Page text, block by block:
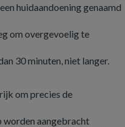
huidaandoening genaamd
om overgevoelig te
30 minuten, niet langer.
om precies de
worden aangebracht